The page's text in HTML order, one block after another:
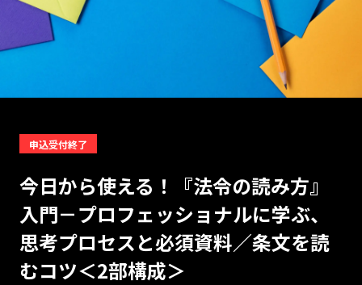
リクルート
申込受付終了
今日から使える！『法令の読み方』
入門－プロフェッショナルに学ぶ、
思考プロセスと必須資料／条文を読
むコツ＜2部構成＞